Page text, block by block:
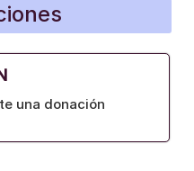
una donación